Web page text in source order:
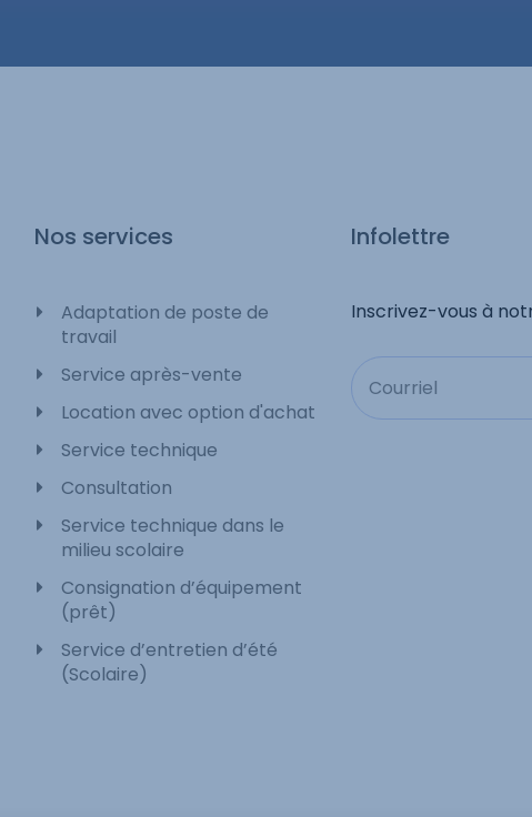
Nos services
Adaptation de poste de
travail
Service après-vente
Location avec option d'achat
Service technique
Consultation
Service technique dans le
milieu scolaire
Consignation d’équipement
(prêt)
Service d’entretien d’été
(Scolaire)
Infolettre
Inscrivez-vous à